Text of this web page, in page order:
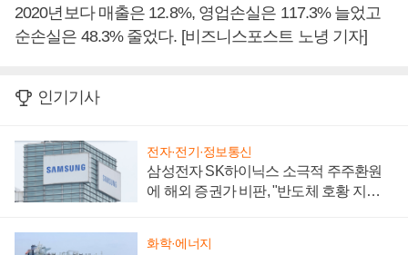
2020년보다 매출은 12.8%, 영업손실은 117.3% 늘었고
순손실은 48.3% 줄었다. [비즈니스포스트 노녕 기자]
인기기사
전자·전기·정보통신
삼성전자 SK하이닉스 소극적 주주환원
에 해외 증권가 비판, "반도체 호황 지속
화학·에너지